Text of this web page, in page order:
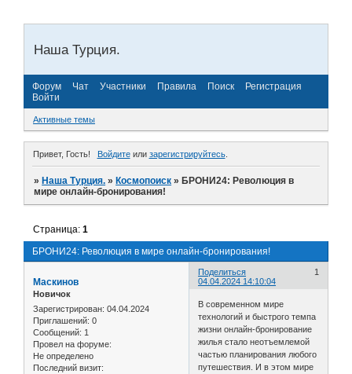
Наша Турция.
Форум Чат Участники Правила Поиск
Регистрация
Войти
Активные темы
Привет, Гость! Войдитеили зарегистрируйтесь.
»Наша Турция. »Космопоиск »БРОНИ24: Революция в
мире онлайн-бронирования!
БРОНИ24: Революция в мире онлайн-бронирования!
Страница:1
Поделиться
1
04.04.2024 14:10:04
Маскинов
Новичок
Зарегистрирован: 04.04.2024
Приглашений: 0
Сообщений: 1
Провел на форуме:
Не определено
Последний визит:
В современном мире
технологий и быстрого темпа
жизни онлайн-бронирование
жилья стало неотъемлемой
частью планирования любого
путешествия. И в этом мире